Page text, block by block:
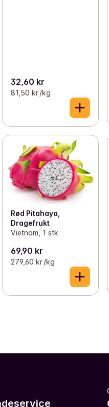
32,60 kr
81,50 kr /kg
Rød Pitahaya,
Dragefrukt
Vietnam, 1 stk
69,90 kr
279,60 kr /kg